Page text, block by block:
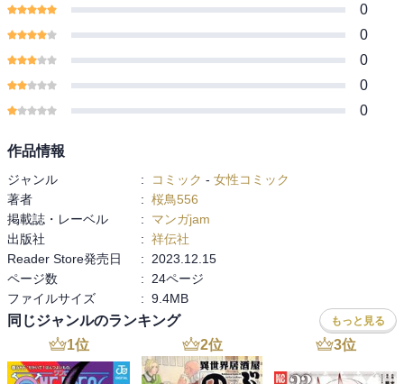
0
0
0
0
0
作品情報
ジャンル : コミック - 女性コミック
著者
: 桜鳥556
掲載誌・レーベル
:
マンガjam
出版社
: 祥伝社
Reader Store発売日
:
2023.12.15
ページ数
:
24ページ
ファイルサイズ
: 9.4MB
同じジャンルのランキング もっと見る
1位 2位 3位